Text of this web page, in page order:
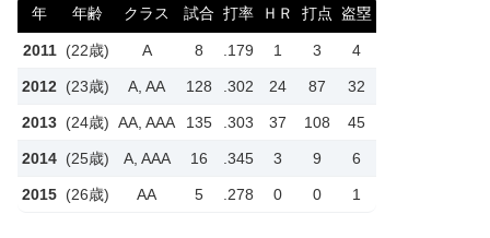
年 年齢 クラス 試合 打率 ＨＲ 打点 盗塁
2011 (22歳) A 8 .179 1 3 4
2012 (23歳) A, AA 128 .302 24 87 32
2013 (24歳) AA, AAA 135 .303 37 108 45
2014 (25歳) A, AAA 16 .345 3 9 6
2015 (26歳) AA 5 .278 0 0 1